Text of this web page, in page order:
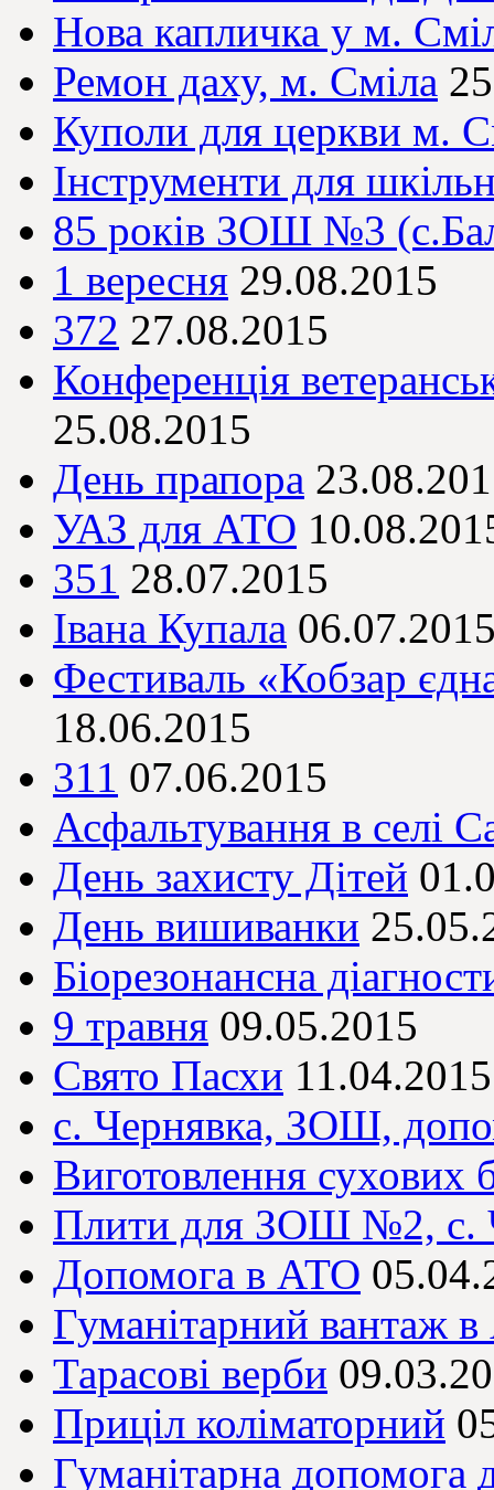
Нова капличка у м.
Ремон даху, м. Сміла
Куполи для церкви м.
Інструменти для
85 років ЗОШ №3
1 вересня 29.08.2015
372 27.08.2015
Конференція
25.08.2015
День прапора
УАЗ для АТО
351 28.07.2015
Івана Купала
Фестиваль «Кобзар
18.06.2015
311 07.06.2015
Асфальтування в селі
День захисту Дітей
День вишиванки
Біорезонансна
9 травня 09.05.2015
Свято Пасхи 11.04.2015
с. Чернявка, ЗОШ,
Виготовлення
Плити для ЗОШ №2, с.
Допомога в АТО
Гуманітарний вантаж
Тарасові верби
Приціл коліматорний
Гуманітарна допомога